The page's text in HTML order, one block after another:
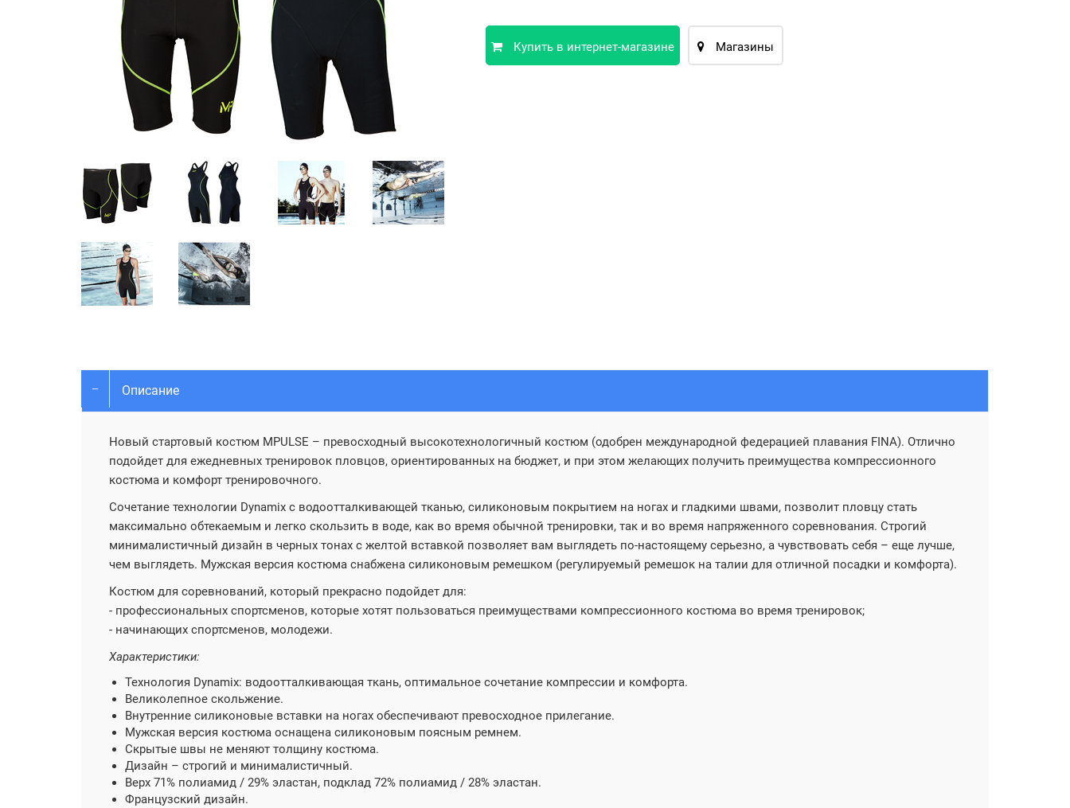
Купить в интернет-магазине Магазины
Описание
Новый стартовый костюм MPULSE – превосходный высокотехнологичный костюм (одобрен международной федерацией плавания FINA). Отлично
подойдет для ежедневных тренировок пловцов, ориентированных на бюджет, и при этом желающих получить преимущества компрессионного
костюма и комфорт тренировочного.
Сочетание технологии Dynamix с водоотталкивающей тканью, силиконовым покрытием на ногах и гладкими швами, позволит пловцу стать
максимально обтекаемым и легко скользить в воде, как во время обычной тренировки, так и во время напряженного соревнования. Строгий
минималистичный дизайн в черных тонах с желтой вставкой позволяет вам выглядеть по-настоящему серьезно, а чувствовать себя – еще лучше,
чем выглядеть. Мужская версия костюма снабжена силиконовым ремешком (регулируемый ремешок на талии для отличной посадки и комфорта).
Костюм для соревнований, который прекрасно подойдет для:
- профессиональных спортсменов, которые хотят пользоваться преимуществами компрессионного костюма во время тренировок;
- начинающих спортсменов, молодежи.
Характеристики:
Технология Dynamix: водоотталкивающая ткань, оптимальное сочетание компрессии и комфорта.
Великолепное скольжение.
Внутренние силиконовые вставки на ногах обеспечивают превосходное прилегание.
Мужская версия костюма оснащена силиконовым поясным ремнем.
Скрытые швы не меняют толщину костюма.
Дизайн – строгий и минималистичный.
Верх 71% полиамид / 29% эластан, подклад 72% полиамид / 28% эластан.
Французский дизайн.